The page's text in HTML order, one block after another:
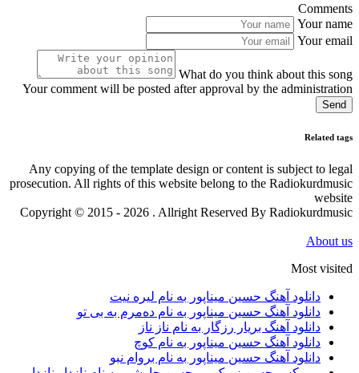
Comments
Your name
Your email
What do you think about this song
Your comment will be posted after approval by the administration
Send
Related tags
Any copying of the template design or content is subject to legal
prosecution. All rights of this website belong to the Radiokurdmusic
website
Copyright © 2015 - 2026 . Allright Reserved By Radiokurdmusic
About us
Most visited
دانلود آهنگ حسین میناپور به نام لیره نیت
دانلود آهنگ حسین میناپور به نام دەمرم بە بی تو
دانلود آهنگ بریار رزگار به نام ناز ناز
دانلود آهنگ حسین میناپور به نام کوچ
دانلود آهنگ حسین میناپور به نام بروام نبو